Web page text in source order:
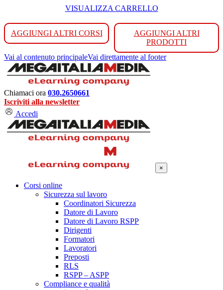
VISUALIZZA CARRELLO
AGGIUNGI ALTRI CORSI
AGGIUNGI ALTRI
PRODOTTI
Vai al contenuto principaleVai direttamente al footer
Chiamaci ora 030.2650661
Iscriviti alla newsletter
Accedi
×
Corsi online
Sicurezza sul lavoro
Coordinatori Sicurezza
Datore di Lavoro
Datore di Lavoro RSPP
Dirigenti
Formatori
Lavoratori
Preposti
RLS
RSPP – ASPP
Compliance e qualità